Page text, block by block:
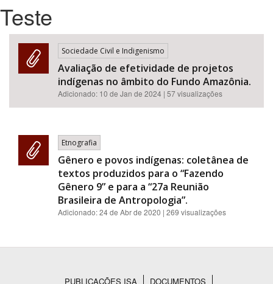
Tema
Área de Levantamento
Área Protegida
BUSCAR
Teste
Sociedade Civil e Indigenismo
Avaliação de efetividade de projetos
indígenas no âmbito do Fundo Amazônia.
Adicionado: 10 de Jan de 2024 | 57 visualizações
Etnografia
Gênero e povos indígenas: coletânea de
textos produzidos para o “Fazendo
Gênero 9” e para a “27a Reunião
Brasileira de Antropologia”.
Adicionado:24 de Abr de 2020 | 269 visualizações
PUBLICAÇÕES ISA DOCUMENTOS